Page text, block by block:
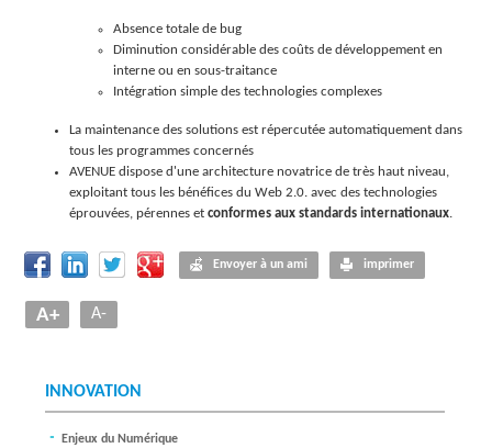
Absence totale de bug
Diminution considérable des coûts de développement en
interne ou en sous-traitance
Intégration simple des technologies complexes
La maintenance des solutions est répercutée automatiquement dans
tous les programmes concernés
AVENUE dispose d'une architecture novatrice de très haut niveau,
exploitant tous les bénéfices du Web 2.0. avec des technologies
éprouvées, pérennes et conformes aux standards internationaux.
Envoyer à un ami imprimer
A+ A-
INNOVATION
Enjeux du Numérique